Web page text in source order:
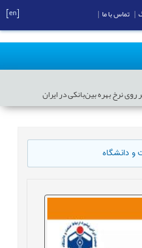
نرخ بهره بین‌بانکی در ایران
دانشگاه
تماس با ما